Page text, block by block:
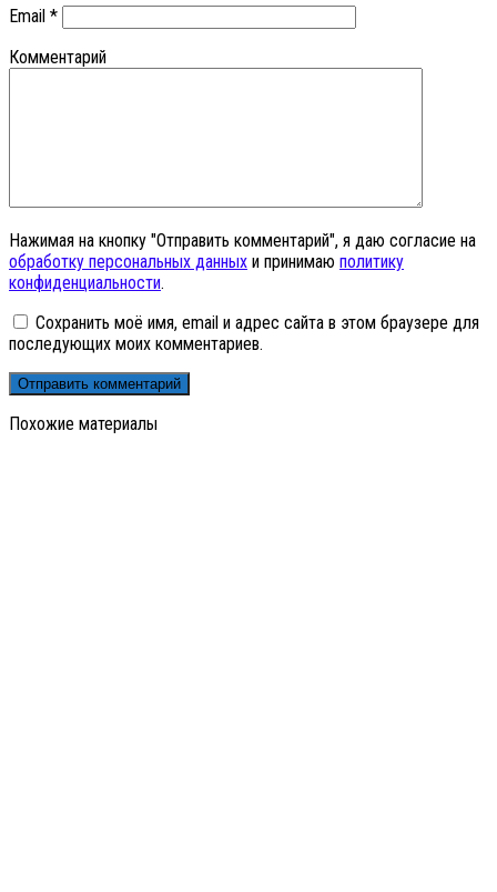
Email *
Комментарий
Нажимая на кнопку "Отправить комментарий", я даю согласие на
обработку персональных данных и принимаю политику
конфиденциальности.
Сохранить моё имя, email и адрес сайта в этом браузере для
последующих моих комментариев.
Похожие материалы